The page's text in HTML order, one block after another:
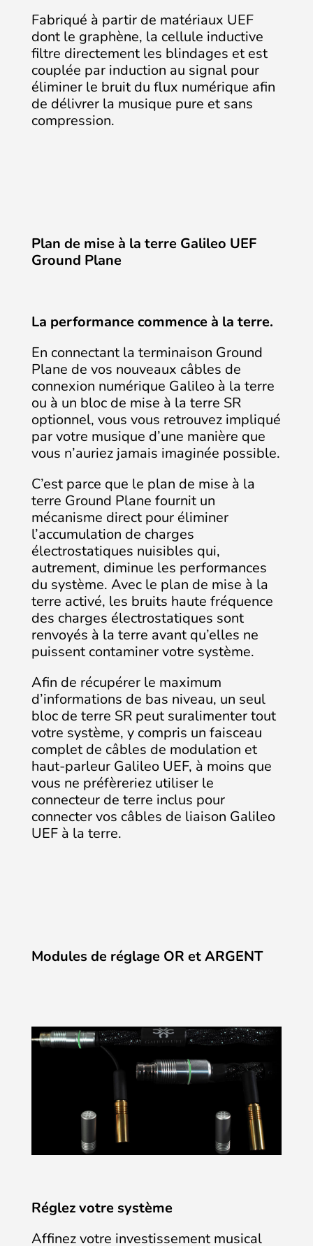
Fabriqué à partir de matériaux UEF
dont le graphène, la cellule inductive
filtre directement les blindages et est
couplée par induction au signal pour
éliminer le bruit du flux numérique afin
de délivrer la musique pure et sans
compression.
Plan de mise à la terre Galileo UEF
Ground Plane
La performance commence à la terre.
En connectant la terminaison Ground
Plane de vos nouveaux câbles de
connexion numérique Galileo à la terre
ou à un bloc de mise à la terre SR
optionnel, vous vous retrouvez impliqué
par votre musique d’une manière que
vous n’auriez jamais imaginée possible.
C’est parce que le plan de mise à la
terre Ground Plane fournit un
mécanisme direct pour éliminer
l’accumulation de charges
électrostatiques nuisibles qui,
autrement, diminue les performances
du système. Avec le plan de mise à la
terre activé, les bruits haute fréquence
des charges électrostatiques sont
renvoyés à la terre avant qu’elles ne
puissent contaminer votre système.
Afin de récupérer le maximum
d’informations de bas niveau, un seul
bloc de terre SR peut suralimenter tout
votre système, y compris un faisceau
complet de câbles de modulation et
haut-parleur Galileo UEF, à moins que
vous ne préfèreriez utiliser le
connecteur de terre inclus pour
connecter vos câbles de liaison Galileo
UEF à la terre.
Modules de réglage OR et ARGENT
Réglez votre système
Affinez votre investissement musical